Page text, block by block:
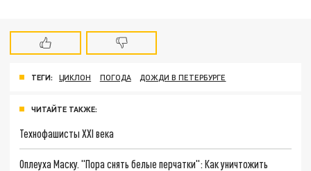
ТЕГИ: ЦИКЛОН ПОГОДА ДОЖДИ В ПЕТЕРБУРГЕ
ЧИТАЙТЕ ТАКЖЕ:
Технофашисты XXI века
Оплеуха Маску. "Пора снять белые перчатки": Как уничтожить